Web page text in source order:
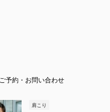
ご予約・お問い合わせ
肩こり